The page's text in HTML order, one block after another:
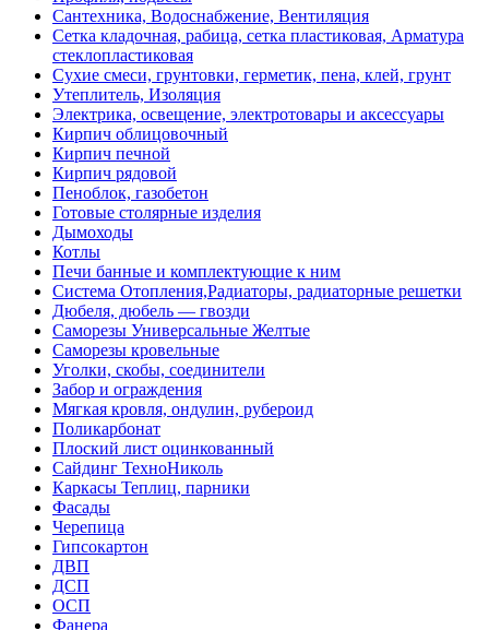
Сантехника, Водоснабжение, Вентиляция
Сетка кладочная, рабица, сетка пластиковая, Арматура
стеклопластиковая
Сухие смеси, грунтовки, герметик, пена, клей, грунт
Утеплитель, Изоляция
Электрика, освещение, электротовары и аксессуары
Кирпич облицовочный
Кирпич печной
Кирпич рядовой
Пеноблок, газобетон
Готовые столярные изделия
Дымоходы
Котлы
Печи банные и комплектующие к ним
Система Отопления,Радиаторы, радиаторные решетки
Дюбеля, дюбель — гвозди
Саморезы Универсальные Желтые
Саморезы кровельные
Уголки, скобы, соединители
Забор и ограждения
Мягкая кровля, ондулин, рубероид
Поликарбонат
Плоский лист оцинкованный
Сайдинг ТехноНиколь
Каркасы Теплиц, парники
Фасады
Черепица
Гипсокартон
ДВП
ДСП
ОСП
Фанера